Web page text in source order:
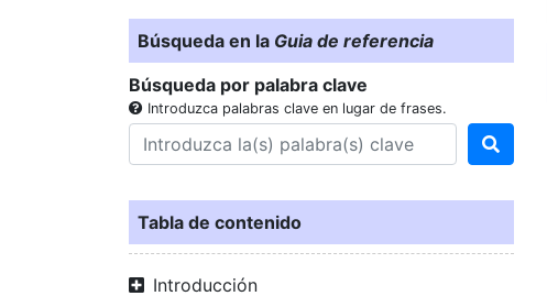
Búsqueda en la Guia de referencia
Búsqueda por palabra clave
Introduzca palabras clave en lugar de frases.
Tabla de contenido
Introducción